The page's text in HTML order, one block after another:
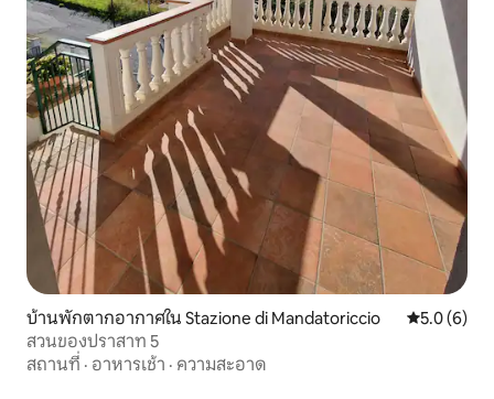
บ้านพักตากอากาศใน Stazione di Mandatoriccio คะแนนเฉลี่
5.0 (6)
สวนของปราสาท 5
สถานที่ · อาหารเช้า · ความสะอาด